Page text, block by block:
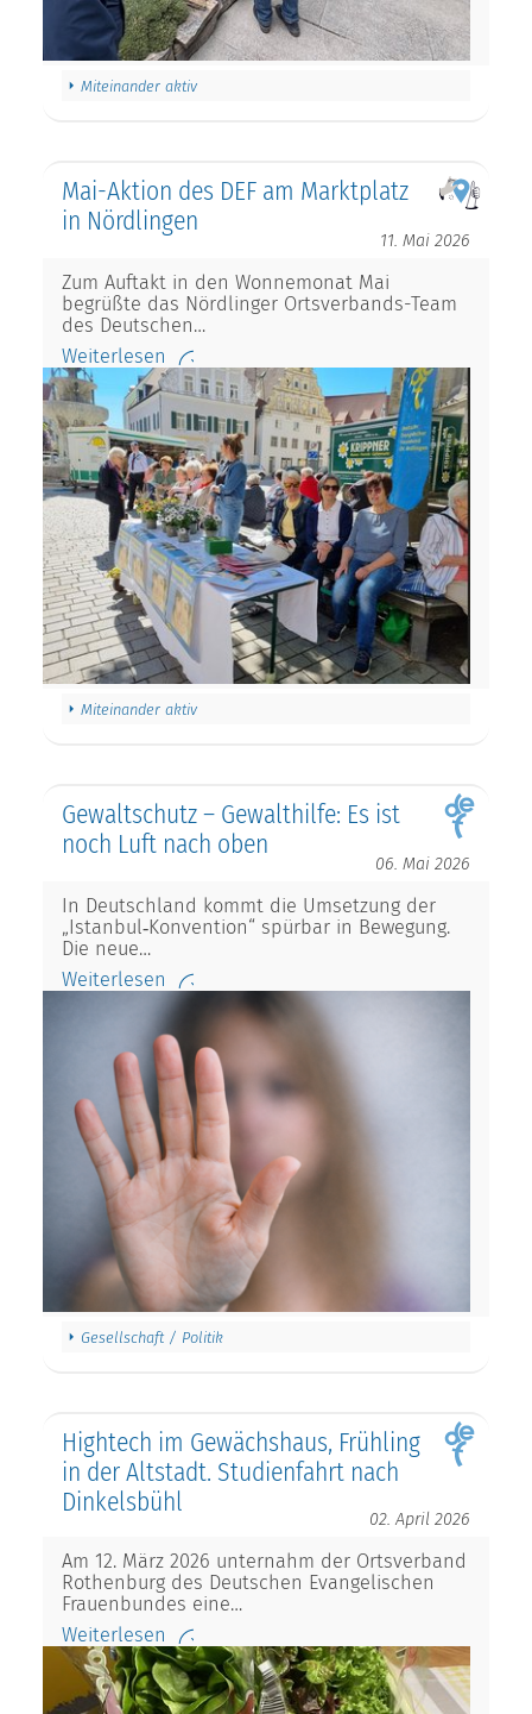
Miteinander aktiv
Mai-Aktion des DEF am Marktplatz
in Nördlingen
11. Mai 2026
Zum Auftakt in den Wonnemonat Mai
begrüßte das Nördlinger Ortsverbands-Team
des Deutschen…
Weiterlesen
Miteinander aktiv
Gewaltschutz – Gewalthilfe: Es ist
noch Luft nach oben
06. Mai 2026
In Deutschland kommt die Umsetzung der
„Istanbul‑Konvention“ spürbar in Bewegung.
Die neue…
Weiterlesen
Gesellschaft / Politik
Hightech im Gewächshaus, Frühling
in der Altstadt. Studienfahrt nach
Dinkelsbühl
02. April 2026
Am 12. März 2026 unternahm der Ortsverband
Rothenburg des Deutschen Evangelischen
Frauenbundes eine…
Weiterlesen